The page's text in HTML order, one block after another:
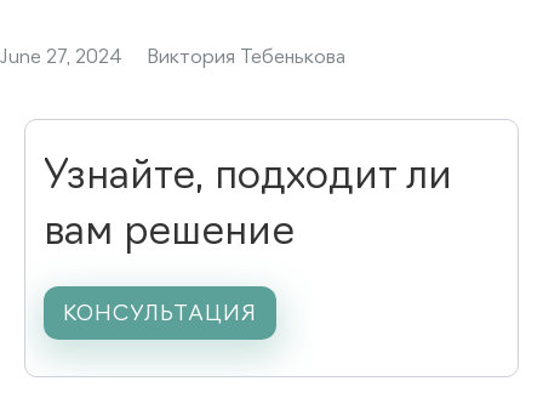
June 27, 2024 Виктория Тебенькова
Узнайте, подходит ли
вам решение
КОНСУЛЬТАЦИЯ